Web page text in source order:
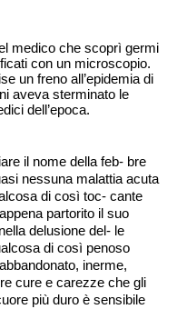
medico che scoprì germi
con un microscopio.
un freno all’epidemia di
aveva sterminato le
dell’epoca.
il nome della feb- bre
nessuna malattia acuta
di così toc- cante
partorito il suo
delusione del- le
di così penoso
inerme,
cure e carezze che gli
più duro è sensibile